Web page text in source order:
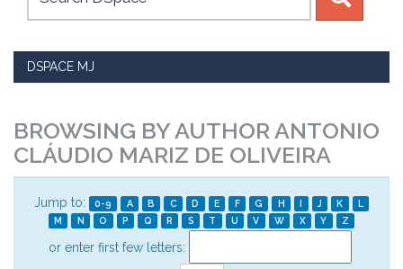
DSPACE MJ
BROWSING BY AUTHOR ANTONIO
CLÁUDIO MARIZ DE OLIVEIRA
Jump to: 0-9 A B C D E F G H I J K
L
M
N O P Q R S T U V W X Y Z
or enter first few letters: